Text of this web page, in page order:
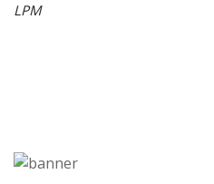
LPM